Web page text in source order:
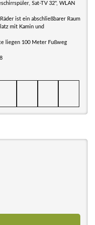
Sat-TV 32", WLAN
ist ein abschließbarer Raum
mit Kamin und
liegen 100 Meter Fußweg